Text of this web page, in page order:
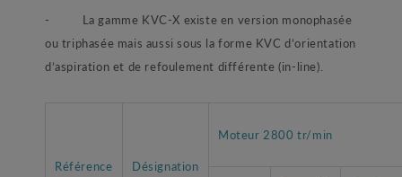
- La gamme KVC-X existe en version monophasée
ou triphasée mais aussi sous la forme KVC d’orientation
d’aspiration et de refoulement différente (in-line).
Référence Désignation
Moteur 2800 tr/min